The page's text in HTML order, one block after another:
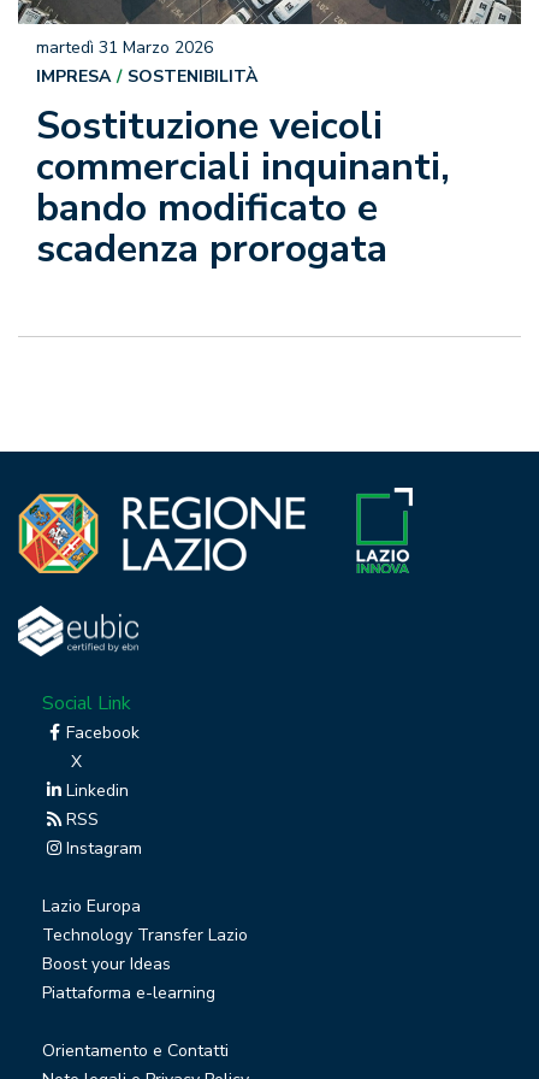
Sostituzione veicoli
commerciali inquinanti,
bando modificato e
scadenza prorogata
martedì 31 Marzo 2026
IMPRESA
SOSTENIBILITÀ
Social Link
Facebook
X
Linkedin
RSS
Instagram
Lazio Europa
Technology Transfer Lazio
Boost your Ideas
Piattaforma e-learning
Orientamento e Contatti